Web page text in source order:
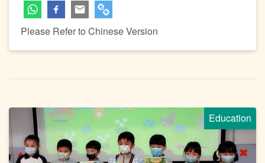
Please Refer to Chinese Version
Education